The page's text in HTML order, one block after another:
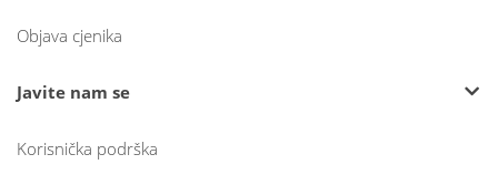
Objava cjenika
Javite nam se
Korisnička podrška